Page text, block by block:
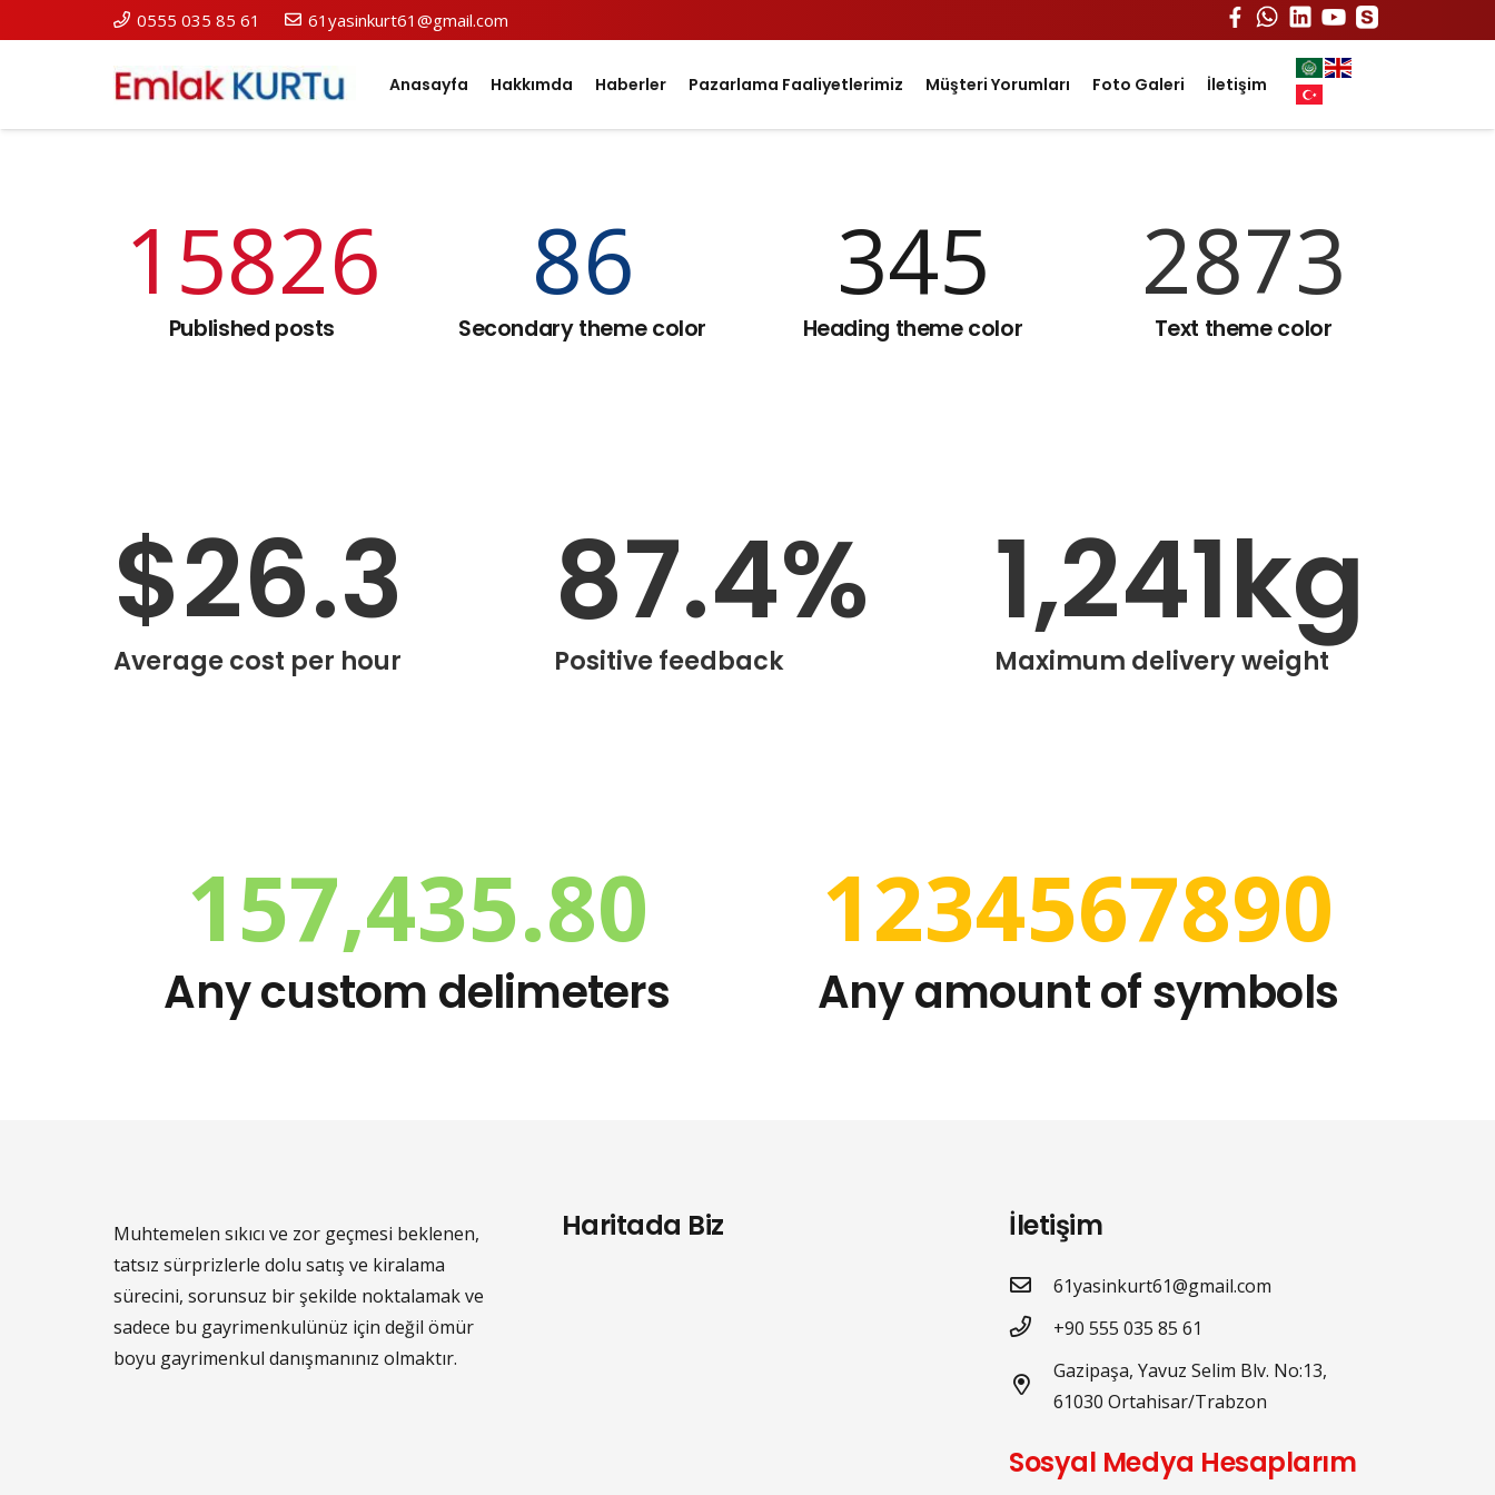
0555 035 85 61 61yasinkurt61@gmail.com
Anasayfa Hakkımda Haberler Pazarlama Faaliyetlerimiz Müşteri Yorumları Foto Galeri İletişim
15826
Published posts
86
Secondary theme color
345
Heading theme color
2916
Text theme color
$26.3
Average cost per hour
87.4%
Positive feedback
1,241kg
Maximum delivery weight
157,435.80
Any custom delimeters
1234567890
Any amount of symbols
Muhtemelen sıkıcı ve zor geçmesi beklenen,
tatsız sürprizlerle dolu satış ve kiralama
sürecini, sorunsuz bir şekilde noktalamak ve
sadece bu gayrimenkulünüz için değil ömür
boyu gayrimenkul danışmanınız olmaktır.
Haritada Biz İletişim
61yasinkurt61@gmail.com
+90 555 035 85 61
Gazipaşa, Yavuz Selim Blv. No:13,
61030 Ortahisar/Trabzon
Sosyal Medya Hesaplarım